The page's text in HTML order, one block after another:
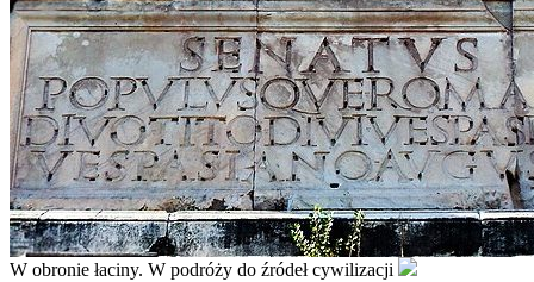
W obronie łaciny. W podróży do źródeł cywilizacji